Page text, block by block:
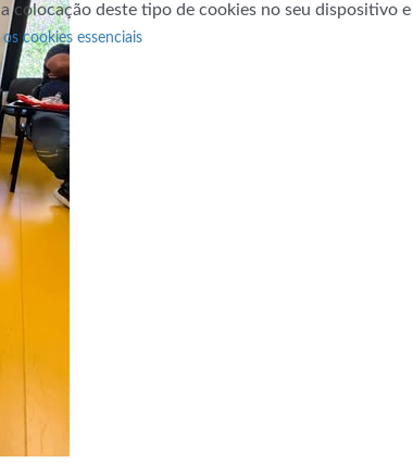
deste tipo de cookies no seu dispositivo e
cookies essenciais